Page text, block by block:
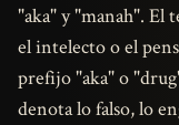
"aka" y "manah". El
el intelecto o el
prefijo "aka" o
denota lo falso, lo